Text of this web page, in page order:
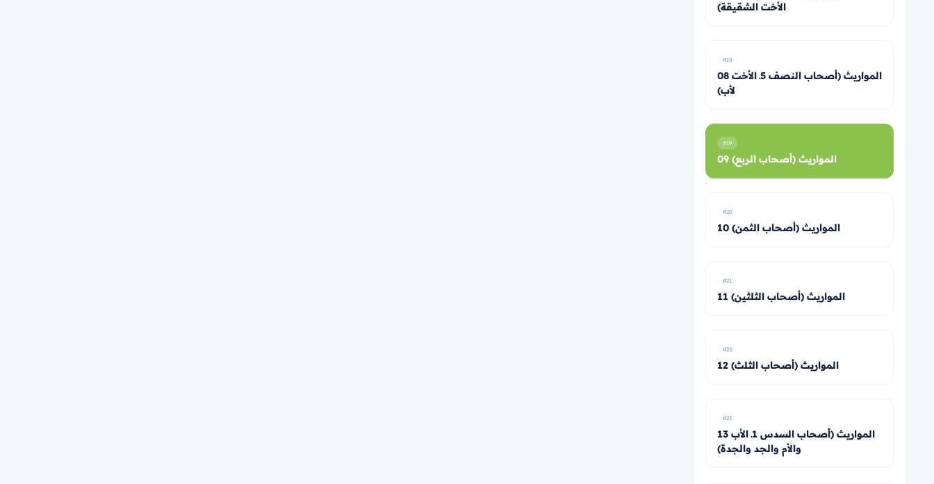
الأخت الشقيقة)
#18
08 المواريث (أصحاب النصف 5ـ الأخت
لأب)
#19
09 المواريث (أصحاب الربع)
#20
10 المواريث (أصحاب الثمن)
#21
11 المواريث (أصحاب الثلثين)
#22
12 المواريث (أصحاب الثلث)
#23
13 المواريث (أصحاب السدس 1ـ الأب
والأم والجد والجدة)